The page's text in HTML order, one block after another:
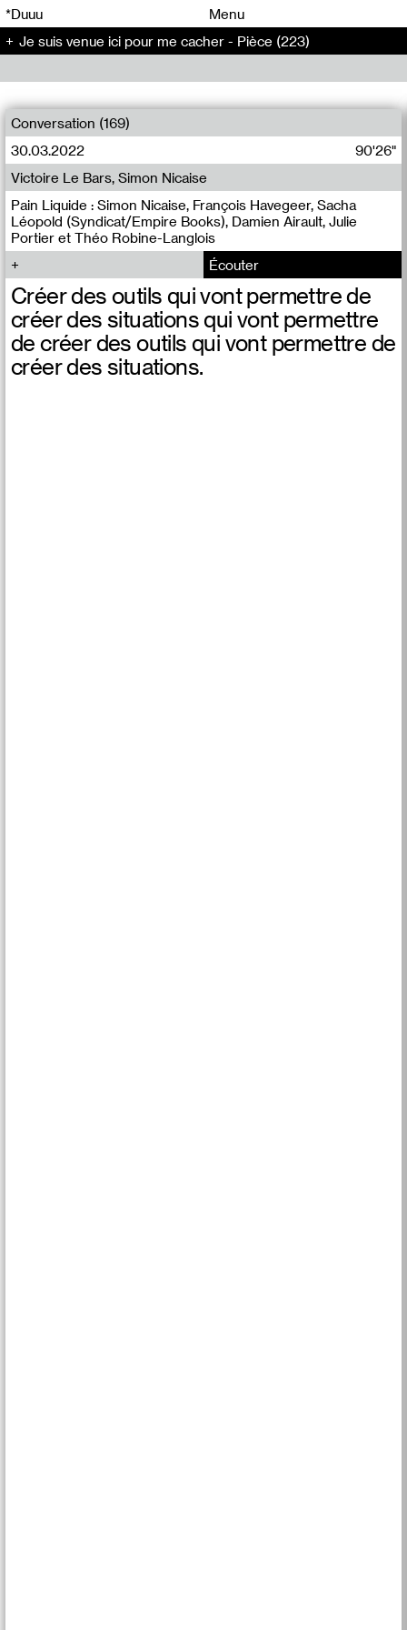
*Duuu
Menu
Je suis venue ici pour me cacher - Pièce (223)
Conversation (169)
30.03.2022
90'26"
Pain Liquide : Simon Nicaise, François Havegeer, Sacha
Léopold (Syndicat/Empire Books), Damien Airault, Julie
Portier et Théo Robine-Langlois
Victoire Le Bars, Simon Nicaise
Écouter
Créer des outils qui vont permettre de
créer des situations qui vont permettre
de créer des outils qui vont permettre de
créer des situations.
00 00
00 00